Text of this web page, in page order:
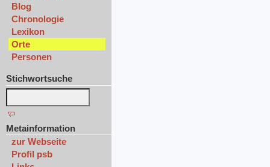
Blog
Chronologie
Lexikon
Orte
Personen
Stichwortsuche
Metainformation
zur Webseite
Profil psb